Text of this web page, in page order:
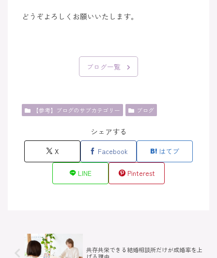
どうぞよろしくお願いいたします。
ブログ一覧
【参考】ブログのサブカテゴリー ブログ
シェアする
X Facebook はてブ
LINE Pinterest
共存共栄できる結婚相談所だけが成婚率を上
げる理由